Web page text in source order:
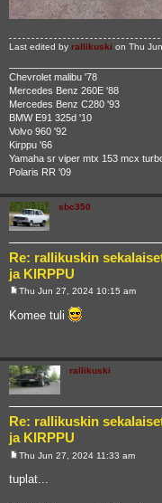
Last edited by rallikuski on Thu
Chevrolet malibu '78
Mercedes Benz 260E '88
Mercedes Benz C280 '93
BMW E91 325d '10
Volvo 960 '92
Kirppu '66
Yamaha sr viper mtx 153 mcx
Polaris RR '09
sbc350
Re: rallikuskin
ja KIRPPU
s
Thu Jun 27, 2024 10:15 am
Komee tuli
rallikuski
Re: rallikuskin
ja KIRPPU
s
Thu Jun 27, 2024 11:33 am
tuplat...